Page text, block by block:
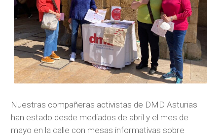
Nuestras compañeras activistas de DMD Asturias
han estado desde mediados de abril y el mes de
mayo en la calle con mesas informativas sobre